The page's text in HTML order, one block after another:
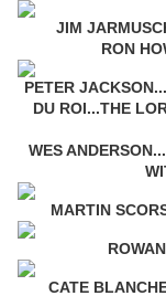
JIM
RON
PETER
DU ROI...THE
WES
MARTIN
CATE